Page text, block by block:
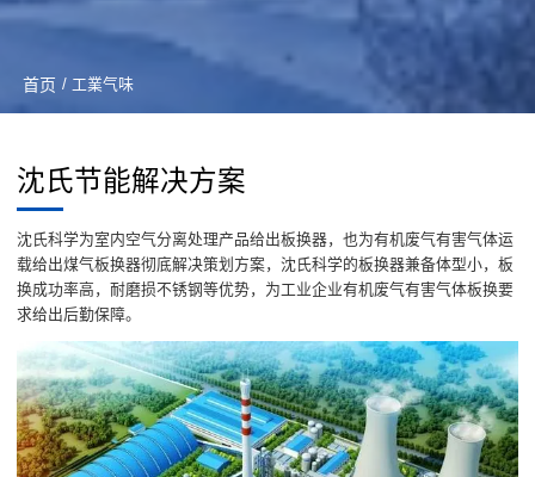
首页 / 工業气味
沈氏节能解决方案
沈氏科学为室内空气分离处理产品给出板换器，也为有机废气有害气体运
载给出煤气板换器彻底解决策划方案，沈氏科学的板换器兼备体型小，板
换成功率高，耐磨损不锈钢等优势，为工业企业有机废气有害气体板换要
求给出后勤保障。